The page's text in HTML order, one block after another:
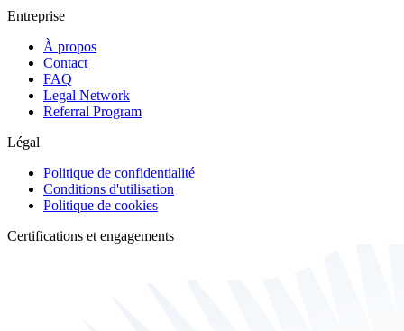
Entreprise
À propos
Contact
FAQ
Legal Network
Referral Program
Légal
Politique de confidentialité
Conditions d'utilisation
Politique de cookies
Certifications et engagements